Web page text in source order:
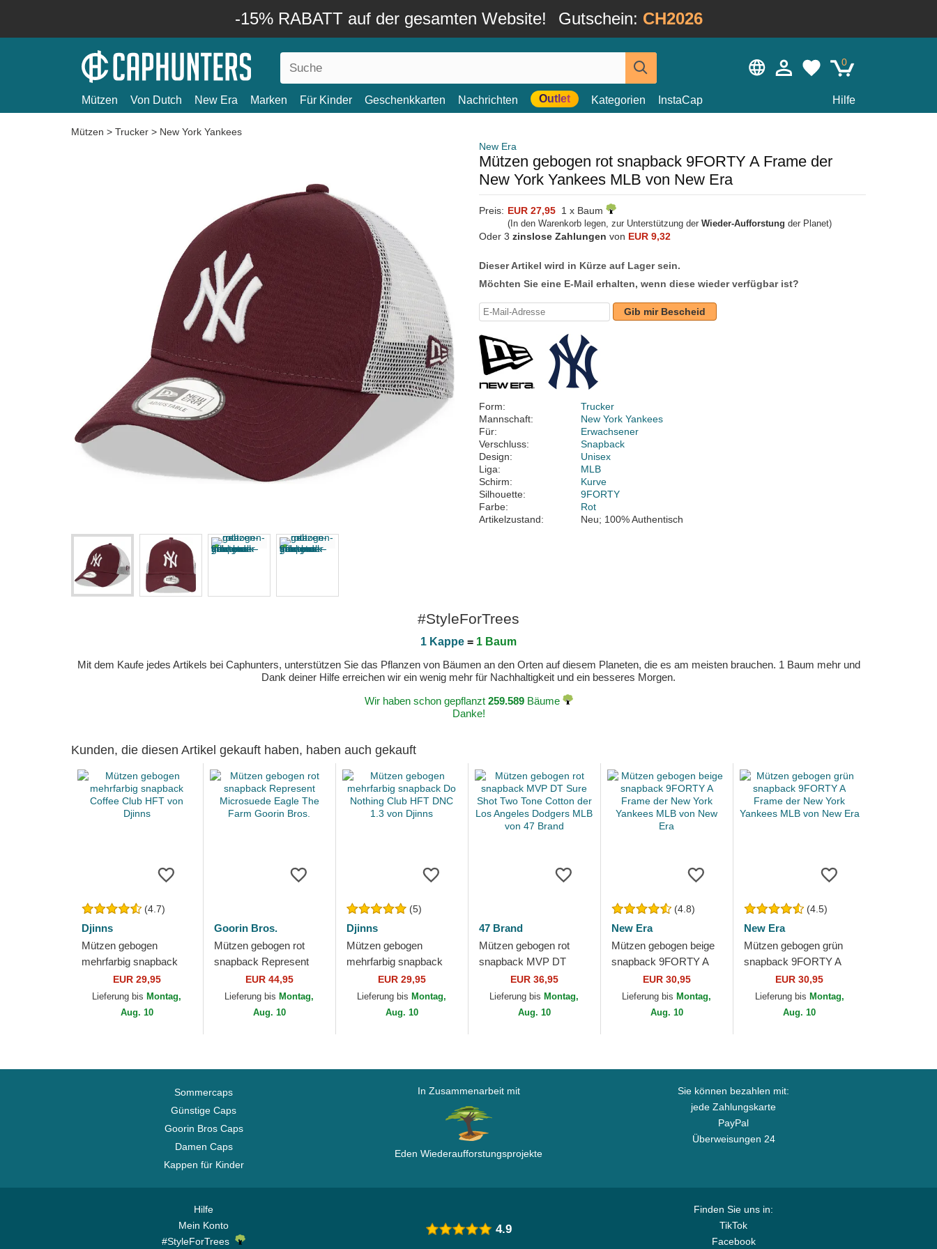
-15% RABATT auf der gesamten Website! Gutschein: CH2026
0
Mützen Von Dutch New Era Marken Für Kinder Geschenkkarten Nachrichten Outlet Kategorien InstaCap Hilfe
Mützen > Trucker > New York Yankees
New Era
Mützen gebogen rot snapback 9FORTY A Frame der
New York Yankees MLB von New Era
Preis: EUR 27,95 1 x Baum
(In den Warenkorb legen, zur Unterstützung der Wieder-Aufforstung der Planet)
Oder 3 zinslose Zahlungen von EUR 9,32
Dieser Artikel wird in Kürze auf Lager sein.
Möchten Sie eine E-Mail erhalten, wenn diese wieder verfügbar ist?
Gib mir Bescheid
Form:
Trucker
Mannschaft:
New York Yankees
Für:
Erwachsener
Verschluss:
Snapback
Design:
Unisex
Liga:
MLB
Schirm:
Kurve
Silhouette:
9FORTY
Farbe:
Rot
Artikelzustand:
Neu; 100% Authentisch
#StyleForTrees
1 Kappe = 1 Baum
Mit dem Kaufe jedes Artikels bei Caphunters, unterstützen Sie das Pflanzen von Bäumen an den Orten auf diesem Planeten, die es am meisten brauchen. 1 Baum mehr und
Dank deiner Hilfe erreichen wir ein wenig mehr für Nachhaltigkeit und ein besseres Morgen.
Wir haben schon gepflanzt 259.589Bäume
Danke!
Kunden, die diesen Artikel gekauft haben, haben auch gekauft
(4.7)
Djinns
Mützen gebogen
mehrfarbig snapback
Coffee Club HFT von
Djinns
EUR 29,95
Lieferung bis Montag,
Aug. 10
Goorin Bros.
Mützen gebogen rot
snapback Represent
Microsuede Eagle The
Farm Goorin Bros.
EUR 44,95
Lieferung bis Montag,
Aug. 10
(5)
Djinns
Mützen gebogen
mehrfarbig snapback
Do Nothing Club HFT
DNC 1.3 von Djinns
EUR 29,95
Lieferung bis Montag,
Aug. 10
47 Brand
Mützen gebogen rot
snapback MVP DT
Sure Shot Two Tone
Cotton der Los Angeles
Dodgers MLB von 47...
EUR 36,95
Lieferung bis Montag,
Aug. 10
(4.8)
New Era
Mützen gebogen beige
snapback 9FORTY A
Frame der New York
Yankees MLB von New
EUR 30,95
Lieferung bis Montag,
Aug. 10
(4.5)
New Era
Mützen gebogen grün
snapback 9FORTY A
Frame der New York
Yankees MLB von New
EUR 30,95
Lieferung bis Montag,
Aug. 10
Sommercaps
Günstige Caps
Goorin Bros Caps
Damen Caps
Kappen für Kinder
In Zusammenarbeit mit
Eden Wiederaufforstungsprojekte
Sie können bezahlen mit:
jede Zahlungskarte
PayPal
Überweisungen 24
Hilfe
Mein Konto
#StyleForTrees
Finden Sie uns in:
TikTok
Facebook
4.9